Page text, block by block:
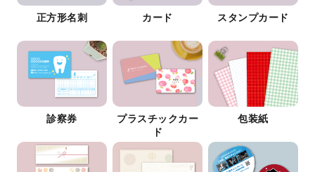
正方形名刺 カード スタンプカード
診察券
プラスチックカー
ド
包装紙